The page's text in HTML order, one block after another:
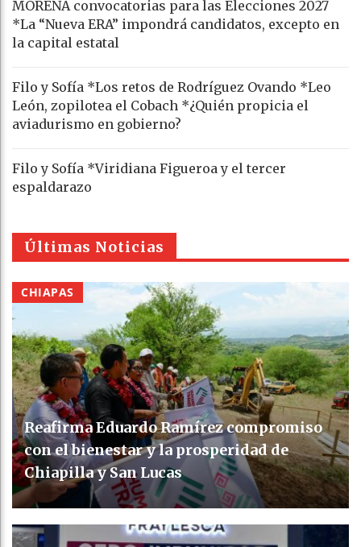
MORENA convocatorias para las Elecciones 2027
*La “Nueva ERA” impondrá candidatos, excepto en
la capital estatal
Filo y Sofía *Los retos de Rodríguez Ovando *Leo
León, zopilotea el Cobach *¿Quién propicia el
aviadurismo en gobierno?
Filo y Sofía *Viridiana Figueroa y el tercer
espaldarazo
Últimas Noticias
CHIAPAS
Reafirma Eduardo Ramírez compromiso
con el bienestar y la prosperidad de
Chiapilla y San Lucas